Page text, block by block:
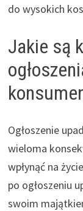
do wysokich
Jakie są
Ogłoszenie
wieloma
wpłynąć na
po ogłoszeniu
swoim